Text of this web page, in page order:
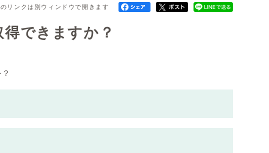
リンクは別ウィンドウで開きます
できますか？